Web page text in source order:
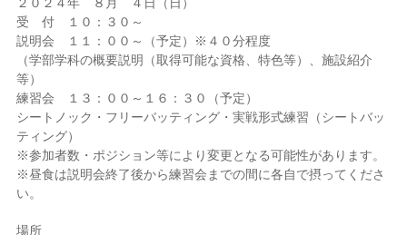
受 付 １０：３０～
説明会 １１：００～（予定）※４０分程度
（学部学科の概要説明（取得可能な資格、特色等）、施設紹介
等）
練習会 １３：００～１６：３０（予定）
シートノック・フリーバッティング・実戦形式練習（シートバッ
ティング）
※参加者数・ポジション等により変更となる可能性があります。
※昼食は説明会終了後から練習会までの間に各自で摂ってくださ
い。
場所